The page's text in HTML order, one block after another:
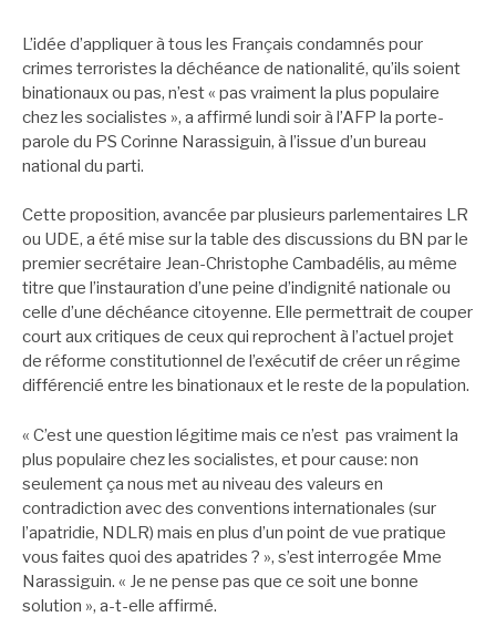
L’idée d’appliquer à tous les Français condamnés pour
crimes terroristes la déchéance de nationalité, qu’ils soient
binationaux ou pas, n’est « pas vraiment la plus populaire
chez les socialistes », a affirmé lundi soir à l’AFP la porte-
parole du PS Corinne Narassiguin, à l’issue d’un bureau
national du parti.
Cette proposition, avancée par plusieurs parlementaires LR
ou UDE, a été mise sur la table des discussions du BN par le
premier secrétaire Jean-Christophe Cambadélis, au même
titre que l’instauration d’une peine d’indignité nationale ou
celle d’une déchéance citoyenne. Elle permettrait de couper
court aux critiques de ceux qui reprochent à l’actuel projet
de réforme constitutionnel de l’exécutif de créer un régime
différencié entre les binationaux et le reste de la population.
« C’est une question légitime mais ce n’est pas vraiment la
plus populaire chez les socialistes, et pour cause: non
seulement ça nous met au niveau des valeurs en
contradiction avec des conventions internationales (sur
l’apatridie, NDLR) mais en plus d’un point de vue pratique
vous faites quoi des apatrides ? », s’est interrogée Mme
Narassiguin. « Je ne pense pas que ce soit une bonne
solution », a-t-elle affirmé.